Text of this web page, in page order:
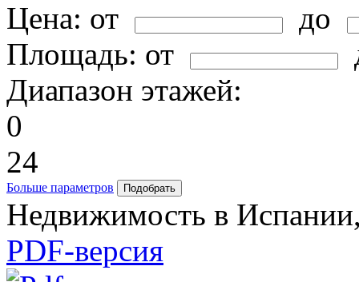
Цена: от
до
Площадь: от
Диапазон этажей:
0
24
Больше параметров
Недвижимость в
PDF-версия